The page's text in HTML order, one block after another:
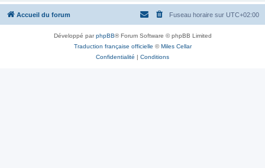
Accueil du forum Fuseau horaire sur UTC+02:00
Développé parphpBB® Forum Software © phpBB Limited
Traduction française officielle ©Miles Cellar
Confidentialité | Conditions